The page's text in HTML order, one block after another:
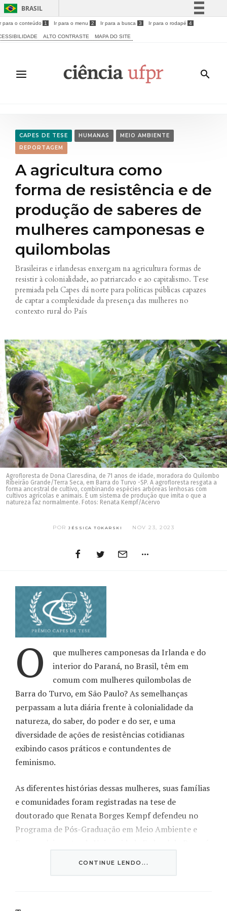
BRASIL
Simplifique!
Acesso à informação
Legislação
para o conteúdo 1 Ir para o menu 2 Ir para a busca 3 Ir para o rodapé 4
ALTO CONTRASTE MAPA DO SITE
CAPES DE TESE HUMANAS
MEIO AMBIENTE
REPORTAGEM
A agricultura como
forma de resistência e de
produção de saberes de
mulheres camponesas e
quilombolas
Brasileiras e irlandesas enxergam na agricultura formas de
resistir à colonialidade, ao patriarcado e ao capitalismo. Tese
premiada pela Capes dá norte para políticas públicas capazes
de captar a complexidade da presença das mulheres no
contexto rural do País
Agrofloresta de Dona Claresdina, de 71 anos de idade, moradora do Quilombo
Ribeirão Grande/Terra Seca, em Barra do Turvo -SP. A agrofloresta resgata a
forma ancestral de cultivo, combinando espécies arbóreas lenhosas com
cultivos agrícolas e animais. É um sistema de produção que imita o que a
natureza faz normalmente. Fotos: Renata Kempf/Acervo
PORJÉSSICA TOKARSKI NOV 23, 2023
O
que mulheres camponesas da Irlanda e do
interior do Paraná, no Brasil, têm em
comum com mulheres quilombolas de
Barra do Turvo, em São Paulo? As semelhanças
perpassam a luta diária frente à colonialidade da
natureza, do saber, do poder e do ser, e uma
diversidade de ações de resistências cotidianas
exibindo casos práticos e contundentes de
feminismo.
As diferentes histórias dessas mulheres, suas famílias
e comunidades foram registradas na tese de
doutorado que Renata Borges Kempf defendeu no
Programa de Pós-Graduação em Meio Ambiente e
CONTINUE LENDO...